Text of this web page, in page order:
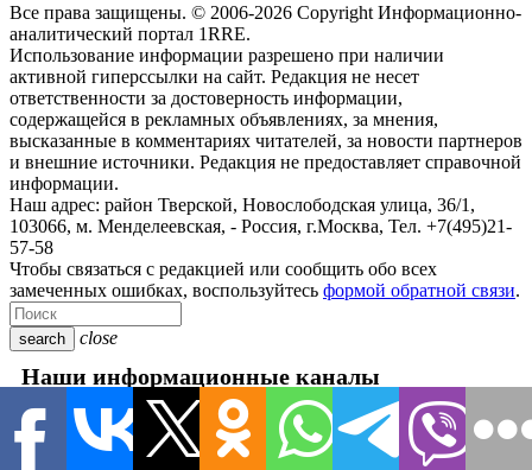
Все права защищены. © 2006-2026 Copyright Информационно-
аналитический портал 1RRE.
Использование информации разрешено при наличии
активной гиперссылки на сайт. Редакция не несет
ответственности за достоверность информации,
содержащейся в рекламных объявлениях, за мнения,
высказанные в комментариях читателей, за новости партнеров
и внешние источники. Редакция не предоставляет справочной
информации.
Наш адрес: район Тверской, Новослободская улица, 36/1 ,
103066, м. Менделеевская, - Россия, г.Москва, Тел. +7(495)21-
57-58
Чтобы связаться с редакцией или сообщить обо всех
замеченных ошибках, воспользуйтесь формой обратной связи.
search close
Наши информационные каналы
close
Новости